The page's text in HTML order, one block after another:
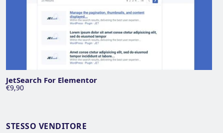
JetSearch For Elementor
€9,90
STESSO VENDITORE